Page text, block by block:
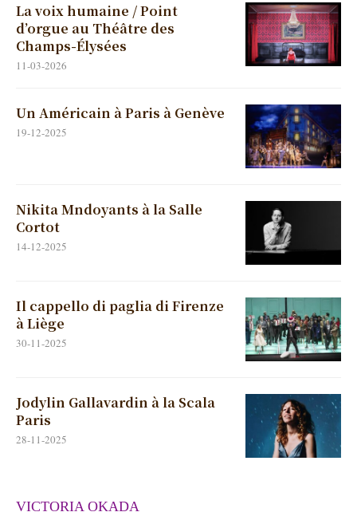
La voix humaine / Point
d’orgue au Théâtre des
Champs-Élysées
11-03-2026
Un Américain à Paris à Genève
19-12-2025
Nikita Mndoyants à la Salle
Cortot
14-12-2025
Il cappello di paglia di Firenze
à Liège
30-11-2025
Jodylin Gallavardin à la Scala
Paris
28-11-2025
VICTORIA OKADA